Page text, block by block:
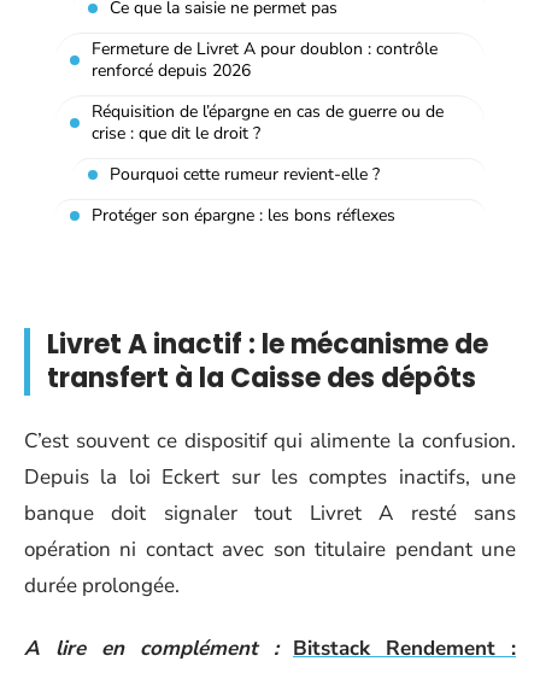
Ce que la saisie ne permet pas
Fermeture de Livret A pour doublon : contrôle
renforcé depuis 2026
Réquisition de l’épargne en cas de guerre ou de
crise : que dit le droit ?
Pourquoi cette rumeur revient-elle ?
Protéger son épargne : les bons réflexes
Livret A inactif : le mécanisme de
transfert à la Caisse des dépôts
C’est souvent ce dispositif qui alimente la confusion.
Depuis la loi Eckert sur les comptes inactifs, une
banque doit signaler tout Livret A resté sans
opération ni contact avec son titulaire pendant une
durée prolongée.
A lire en complément : Bitstack Rendement :